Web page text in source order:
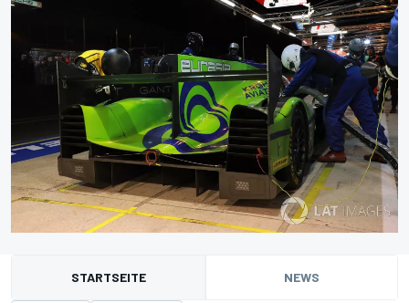
STARTSEITE NEWS